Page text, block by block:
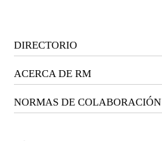
DIRECTORIO
ACERCA DE RM
NORMAS DE COLABORACIÓN